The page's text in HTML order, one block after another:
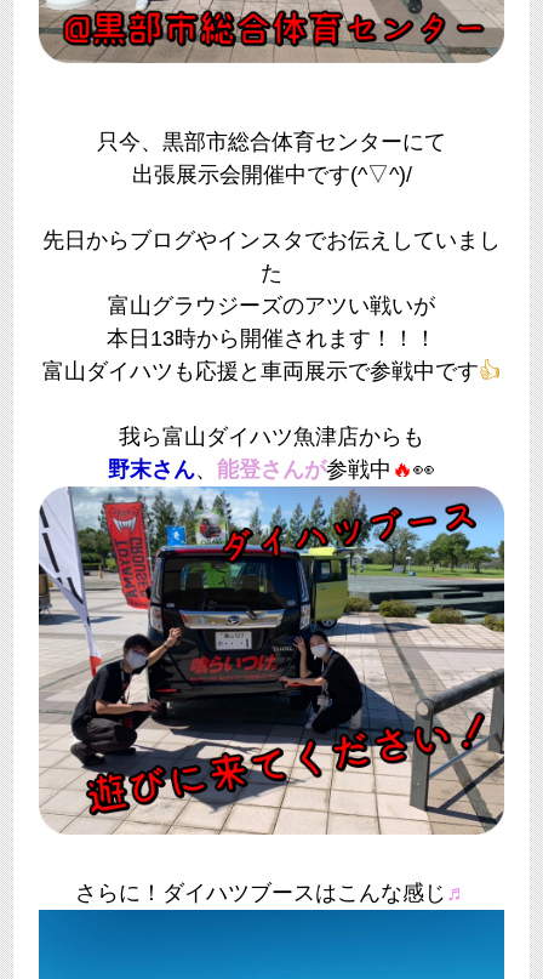
只今、黒部市総合体育センターにて
出張展示会開催中です(^▽^)/
先日からブログやインスタでお伝えしていまし
た
富山グラウジーズのアツい戦いが
本日13時から開催されます！！！
富山ダイハツも応援と車両展示で参戦中です👍
我ら富山ダイハツ魚津店からも
野末さん、 能登さんが参戦中 🔥👀
さらに！ダイハツブースはこんな感じ ♬